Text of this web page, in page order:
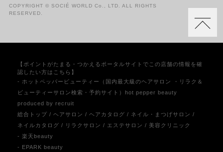
COPYRIGHT © SOCIÉ WORLD Co., LTD. ALL RIGHTS
RESERVED.
【ポイントがたまる・つかえるポータルサイトでこの店舗の情報を確
認したい方はこちら】
- ホットペッパービューティー（国内最大級のヘアサロン ・リラク＆
ビューティーサロン検索・予約サイト）hot pepper beauty
produced by recruit
総合トップ / ヘアサロン / ヘアカタログ / ネイル・まつげサロン /
ネイルカタログ / リラクサロン / エステサロン / 美容クリニック
- 楽天beauty
- EPARK beauty